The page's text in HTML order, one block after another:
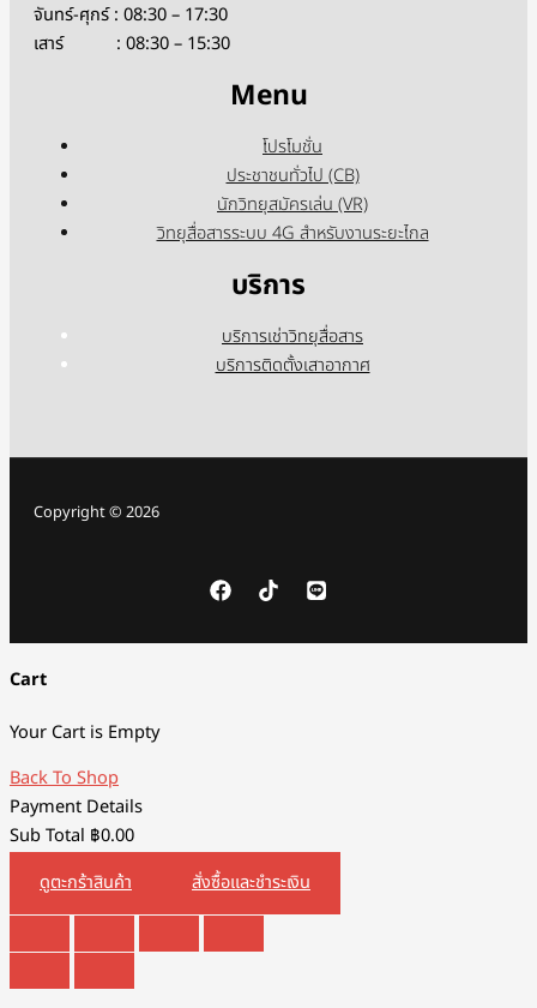
จันทร์-ศุกร์ : 08:30 – 17:30
เสาร์ : 08:30 – 15:30
Menu
โปรโมชั่น
ประชาชนทั่วไป (CB)
นักวิทยุสมัครเล่น (VR)
วิทยุสื่อสารระบบ 4G สำหรับงานระยะไกล
บริการ
บริการเช่าวิทยุสื่อสาร
บริการติดตั้งเสาอากาศ
Copyright © 2026
Cart
Your Cart is Empty
Back To Shop
Payment Details
Sub Total ฿0.00
ดูตะกร้าสินค้า
สั่งซื้อและชำระเงิน